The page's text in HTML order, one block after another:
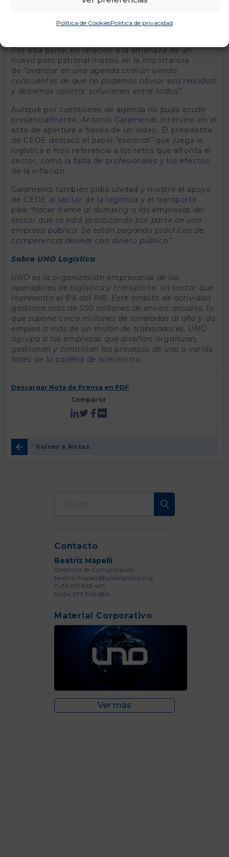
Política de CookiesPolítica de privacidad
existen aún tecnologías maduras”en actividades
Por otra parte, en relación a la amenaza de un
nuevo paro patronal insistió en la importancia
de “avanzar en una agenda común siendo
conscientes de que no podemos obviar esa realidad
y debemos aportar soluciones entre todos”.
Aunque por cuestiones de agenda no pudo acudir
presencialmente, Antonio Garamendi, intervino en el
acto de apertura a través de un video. El presidente
de CEOE destacó el papel “esencial”que juega la
logística e hizo referencia a los retos que afronta el
sector, como la falta de profesionales y los efectos
de la inflación.
Garamendi también pidió unidad y mostró el apoyo
de CEOE al sector de la logística y el transporte
para “hacer frente al dumping a las empresas del
sector que se está practicando por parte de una
empresa pública. Se están pagando prácticas de
competencia desleal con dinero público”.
Sobre UNO Logística
UNO es la organización empresarial de los
operadores de logística y transporte, un sector que
representa el 8% del PIB. Este ámbito de actividad
gestiona más de 500 millones de envíos anuales, lo
que supone cinco millones de toneladas al año y da
empleo a más de un millón de trabajadores. UNO
agrupa a las empresas que diseñan, organizan,
gestionan y controlan los procesos de una o varias
fases de la cadena de suministro.
Descargar Nota de Prensa en PDF
Compartir
Volver a Notas
Contacto
Beatriz Mapelli
Directora de Comunicación
beatriz.mapelli@unologistica.org
T+34 917 863 401
M+34 673 906 580
Material Corporativo
Ver más